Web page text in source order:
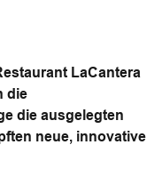
LaCantera
die
die ausgelegten
neue, innovative